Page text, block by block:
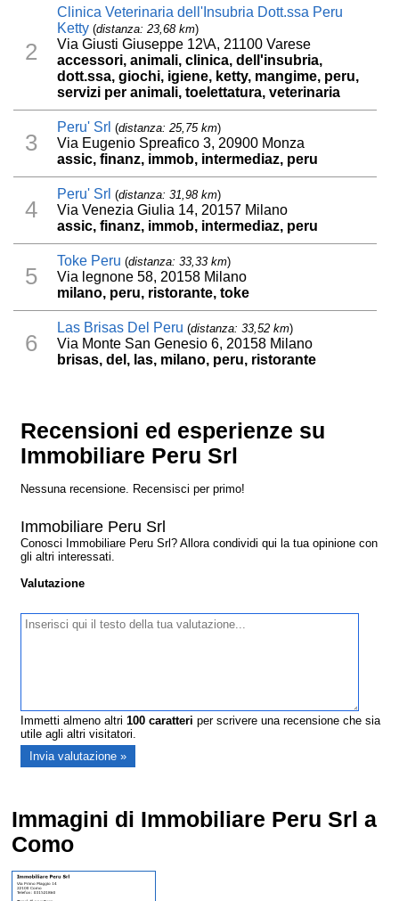
2
Clinica Veterinaria dell'Insubria Dott.ssa Peru
Ketty (distanza: 23,68 km)
Via Giusti Giuseppe 12\A, 21100 Varese
accessori, animali, clinica, dell'insubria,
dott.ssa, giochi, igiene, ketty, mangime, peru,
servizi per animali, toelettatura, veterinaria
3
Peru' Srl (distanza: 25,75 km)
Via Eugenio Spreafico 3, 20900 Monza
assic, finanz, immob, intermediaz, peru
4
Peru' Srl (distanza: 31,98 km)
Via Venezia Giulia 14, 20157 Milano
assic, finanz, immob, intermediaz, peru
5
Toke Peru (distanza: 33,33 km)
Via legnone 58, 20158 Milano
milano, peru, ristorante, toke
6
Las Brisas Del Peru (distanza: 33,52 km)
Via Monte San Genesio 6, 20158 Milano
brisas, del, las, milano, peru, ristorante
Recensioni ed esperienze su
Immobiliare Peru Srl
Nessuna recensione. Recensisci per primo!
Immobiliare Peru Srl
Conosci Immobiliare Peru Srl? Allora condividi qui la tua opinione con
gli altri interessati.
Valutazione
Immetti almeno altri100 caratteri per scrivere una recensione che sia
utile agli altri visitatori.
Immagini di Immobiliare Peru Srl a
Como